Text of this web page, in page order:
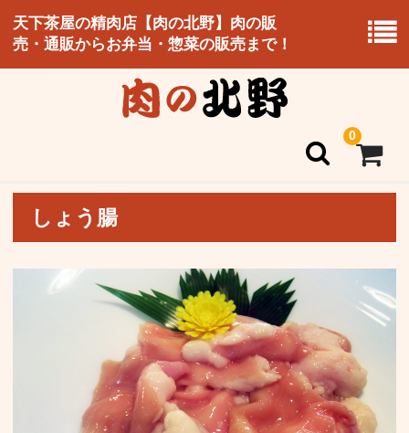
天下茶屋の精肉店【肉の北野】肉の販
売・通販からお弁当・惣菜の販売まで！
0
ホーム
北野のこだわり
お持ち帰り
お取り寄せ
しょう腸